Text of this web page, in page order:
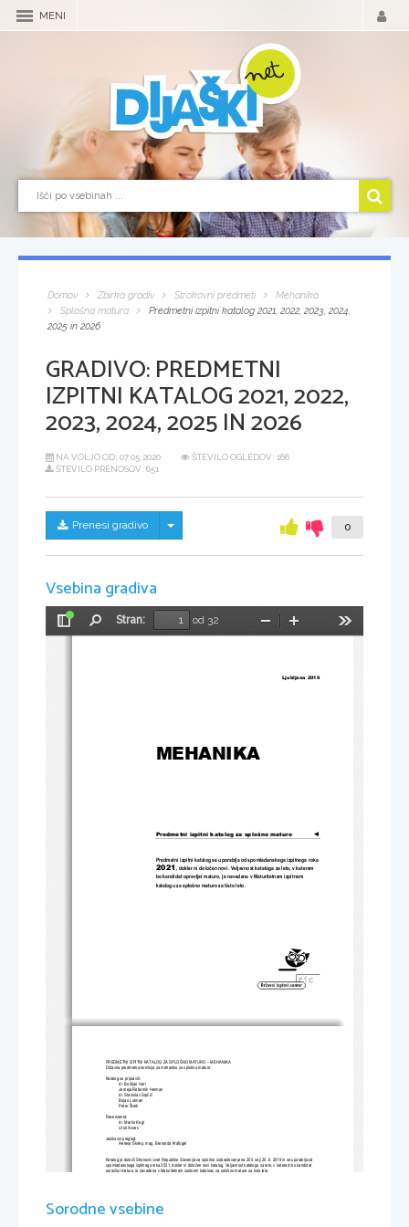
MENI
Domov Zbirka gradiv Strokovni predmeti
Mehanika
Splošna matura
Predmetni izpitni katalog 2021, 2022, 2023, 2024,
2025 in 2026
GRADIVO:PREDMETNI
IZPITNI KATALOG 2021, 2022,
2023, 2024, 2025 IN 2026
NA VOLJO OD: 07.05.2020
ŠTEVILO OGLEDOV: 166
ŠTEVILO PRENOSOV: 651
Prenesi gradivo Skrij/prikaži meni 0
Vsebina gradiva
Preklopi
Stran:
od 32
Pomanjšaj
Ljubljana 2019
MEHANIKA
Predmetni izpitni katalog za splošno maturo ◄
Predmetni izpitni katalog se uporablja od spomladanskega izpitnega roka
2021
, dokler ni določen novi. Veljavnost kataloga za leto, v katerem
bo kandidat opravljal maturo, je navedena v Maturitetnem izpitnem
katalogu za splošno maturo za tisto leto.
PREDMETNI IZPITNI KATALOG ZA SPLOŠNO MATURO – MEHANIKA
Državna predmetna komisija za mehaniko za splošno maturo
Katalog so pripravili:
dr. Boštjan Harl
Jerneja Rebernik Herman
dr. Stanislav Srpčič
Bojan Lutman
Peter Šterk
Recenzenta:
dr. Marko Kegl
Uroš Avsec
Jezikovni pregled:
Helena Škrlep, mag. Bernarda Krafogel
Katalog je določil Strokovni svet Republike Slovenije za splošno izobraževanje na 200. seji 20. 6. 2019 in se uporablja od
spomladanskega izpitnega roka 2021, dokler ni določen novi katalog. Veljavnost kataloga za leto, v katerem bo kandidat
opravljal maturo, je navedena v Maturitetnem izpitnem katalogu za splošno maturo za tisto leto.
Državni izpitni center
Sorodne vsebine